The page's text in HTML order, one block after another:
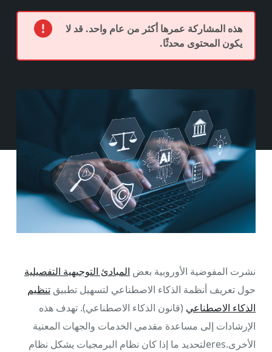
هذه المشاركة عمرها أكثر من عام واحد. قد لا
يكون المحتوى محدثًا.
نشرت المفوضية الأوروبية بعض المبادئ التوجيهية التفصيلية
حول تعريف أنظمة الذكاء الاصطناعي لتسهيل تطبيق تنظيم
الذكاء الاصطناعي (قانون الذكاء الاصطناعي). تهدف هذه
الإرشادات إلى مساعدة مقدمي الخدمات والجهات المعنية
الأخرى.eresلتحديد ما إذا كان نظام البرمجيات يشكل نظام